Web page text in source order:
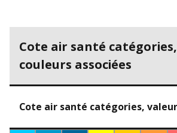
Cote air santé
couleurs associées
Cote air santé catégories,